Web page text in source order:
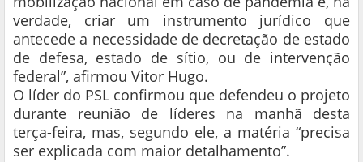
verdade, criar um instrumento jurídico que
antecede a necessidade de decretação de estado
de defesa, estado de sítio, ou de intervenção
federal”, afirmou Vitor Hugo.
O líder do PSL confirmou que defendeu o projeto
durante reunião de líderes na manhã desta
terça-feira, mas, segundo ele, a matéria “precisa
ser explicada com maior detalhamento”.